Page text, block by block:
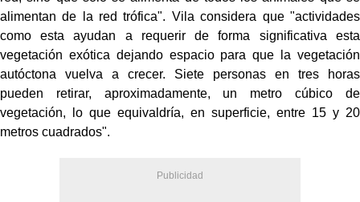
alimentan de la red trófica". Vila considera que "actividades
como esta ayudan a requerir de forma significativa esta
vegetación exótica dejando espacio para que la vegetación
autóctona vuelva a crecer. Siete personas en tres horas
pueden retirar, aproximadamente, un metro cúbico de
vegetación, lo que equivaldría, en superficie, entre 15 y 20
metros cuadrados".